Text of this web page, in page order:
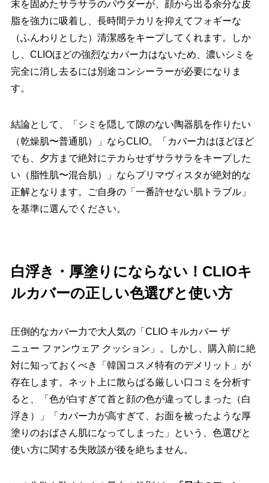
末を固めたサラサラのパウダーが、顔から出る余分な皮
脂を強力に吸着し、長時間テカリを抑えてフォギーな
（ふんわりとした）清潔感をキープしてくれます。しか
し、CLIOほどの強烈なカバー力はないため、濃いシミを
完全に消し去るには別途コンシーラーが必要になりま
す。
結論として、「シミを隠して隙のない陶器肌を作りたい
（乾燥肌〜普通肌）」ならCLIO。「カバー力はほどほど
でも、夕方まで絶対にテカらせずサラサラをキープした
い（脂性肌〜混合肌）」ならプリマヴィスタが絶対的な
正解となります。ご自身の「一番許せない肌トラブル」
を基準に選んでください。
白浮き・厚塗りにならない！CLIOキ
ルカバーの正しい色選びと使い方
圧倒的なカバー力で大人気の「CLIO キルカバー ザ
ニュー ファンウェア クッション」。しかし、購入前に絶
対に知っておくべき「韓国コスメ特有のデメリット」が
存在します。ネット上に散らばる厳しい口コミを分析す
ると、「色が白すぎて首と顔の色が違ってしまった（白
浮き）」「カバー力が高すぎて、お面を被ったような厚
塗りのおばさん肌になってしまった」という、色選びと
使い方に関する失敗談が後を絶ちません。